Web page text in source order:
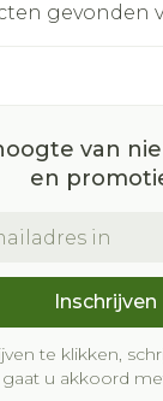
gevonden
van
en
Inschrijven
te klikken,
u akkoord